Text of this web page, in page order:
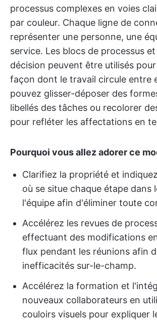
processus complexes en voies
par couleur. Chaque ligne de
représenter une personne, une
service. Les blocs de processus
décision peuvent être utilisés
façon dont le travail circule entre
pouvez glisser-déposer des
libellés des tâches ou recolorer
pour refléter les affectations en
Pourquoi vous allez adorer ce
Clarifiez la propriété et
où se situe chaque étape dans
l'équipe afin d'éliminer toute
Accélérez les revues de
effectuant des modifications
flux pendant les réunions afin
inefficacités sur-le-champ.
Accélérez la formation et
nouveaux collaborateurs en
couloirs visuels pour expliquer